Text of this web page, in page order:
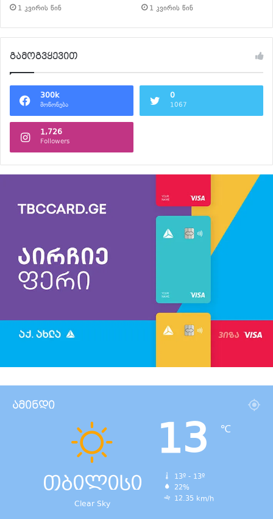
1 კვირის წინ 1 კვირის წინ
გამოგვყევით
300k
მოწონება
0
1067
1,726
Followers
ამინდი
თბილისი
Clear Sky
13 ℃
13º - 13º
22%
12.35 km/h